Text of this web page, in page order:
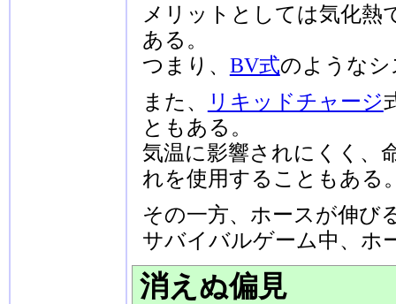
メリットとしては気化熱
ある。
つまり、 BV式のような
また、
リキッドチャージ
ともある。
気温に影響されにくく、
れを使用することもある
その一方、ホースが伸び
サバイバルゲーム中、ホ
消えぬ偏見